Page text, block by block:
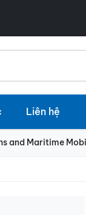
Liên hệ
and Maritime